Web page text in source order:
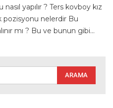
yapılır ? Ters kovboy kız
pozisyonu nelerdir Bu
mı ? Bu ve bunun gibi…